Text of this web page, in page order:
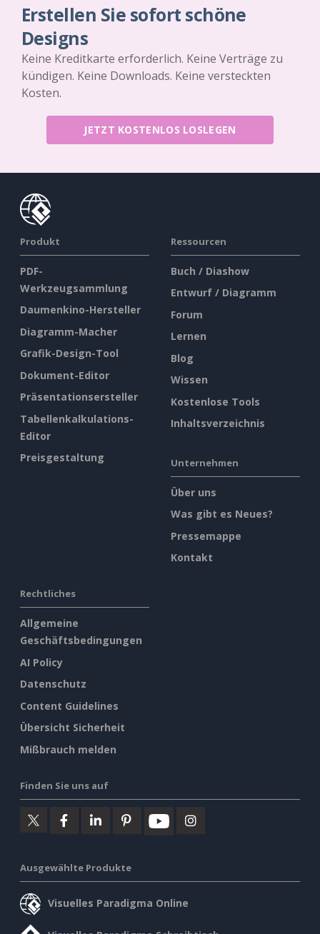
Erstellen Sie sofort schöne
Designs
Keine Kreditkarte erforderlich. Keine Verträge zu
kündigen. Keine Downloads. Keine versteckten
Kosten.
JETZT KOSTENLOS LOSLEGEN
Produkt
PDF-
Werkzeugsammlung
Daumenkino-Hersteller
Diagramm-Macher
Grafik-Design-Tool
Dokument-Editor
Präsentationsersteller
Tabellenkalkulations-
Editor
Preisgestaltung
Ressourcen
Buch / Diashow
Entwurf / Diagramm
Forum
Lernen
Blog
Wissen
Kostenlose Tools
Inhaltsverzeichnis
Unternehmen
Über uns
Was gibt es Neues?
Pressemappe
Kontakt
Rechtliches
Allgemeine
Geschäftsbedingungen
AI Policy
Datenschutz
Content Guidelines
Übersicht Sicherheit
Mißbrauch melden
Finden Sie uns auf
Ausgewählte Produkte
Visuelles Paradigma Online